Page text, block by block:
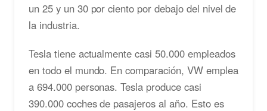
un 25 y un 30 por ciento por debajo del nivel de
la industria.
Tesla tiene actualmente casi 50.000 empleados
en todo el mundo. En comparación, VW emplea
a 694.000 personas. Tesla produce casi
390.000 coches de pasajeros al año. Esto es